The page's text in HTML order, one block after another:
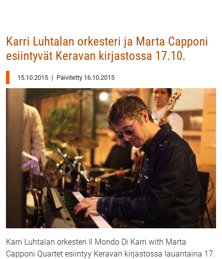
Karri Luhtalan orkesteri ja Marta Capponi
esiintyvät Keravan kirjastossa 17.10.
15.10.2015 | Päivitetty 16.10.2015
Karri Luhtalan orkesteri Il Mondo Di Karri with Marta
Capponi Quartet esiintyy Keravan kirjastossa lauantaina 17.